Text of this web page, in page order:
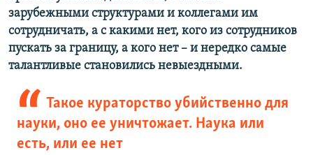
зарубежными структурами и коллегами им
сотрудничать, а с какими нет, кого из сотрудников
пускать за границу, а кого нет – и нередко самые
талантливые становились невыездными.
Такое кураторство убийственно для
науки, оно ее уничтожает. Наука или
есть, или ее нет